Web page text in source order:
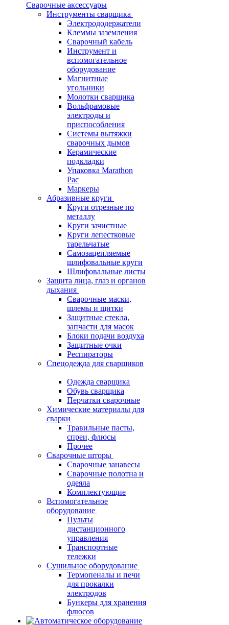
Сварочные аксессуары
Инструменты сварщика
Электрододержатели
Клеммы заземления
Сварочный кабель
Инструмент и
вспомогательное
оборудование
Магнитные
угольники
Молотки сварщика
Вольфрамовые
электроды и
приспособления
Системы вытяжки
сварочных дымов
Керамические
подкладки
Упаковка Marathon
Pac
Маркеры
Абразивные круги
Круги отрезные по
металлу
Круги зачистные
Круги лепестковые
тарельчатые
Самозацепляемые
шлифовальные круги
Шлифовальные листы
Защита лица, глаз и органов
дыхания
Сварочные маски,
шлемы и щитки
Защитные стекла,
запчасти для масок
Блоки подачи воздуха
Защитные очки
Респираторы
Спецодежда для сварщиков
Одежда сварщика
Обувь сварщика
Перчатки сварочные
Химические материалы для
сварки
Травильные пасты,
спреи, флюсы
Прочее
Сварочные шторы
Сварочные занавесы
Сварочные полотна и
одеяла
Комплектующие
Вспомогательное
оборудование
Пульты
дистанционного
управления
Транспортные
тележки
Сушильное оборудование
Термопеналы и печи
для прокалки
электродов
Бункеры для хранения
флюсов